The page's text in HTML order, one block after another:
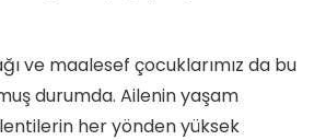
ve maalesef çocuklarımız da bu
durumda. Ailenin yaşam
her yönden yüksek